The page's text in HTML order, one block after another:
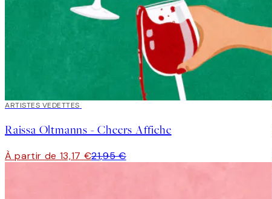
40%*
ARTISTES VEDETTES
Raissa Oltmanns - Cheers Affiche
À partir de 13,17 €21,95 €